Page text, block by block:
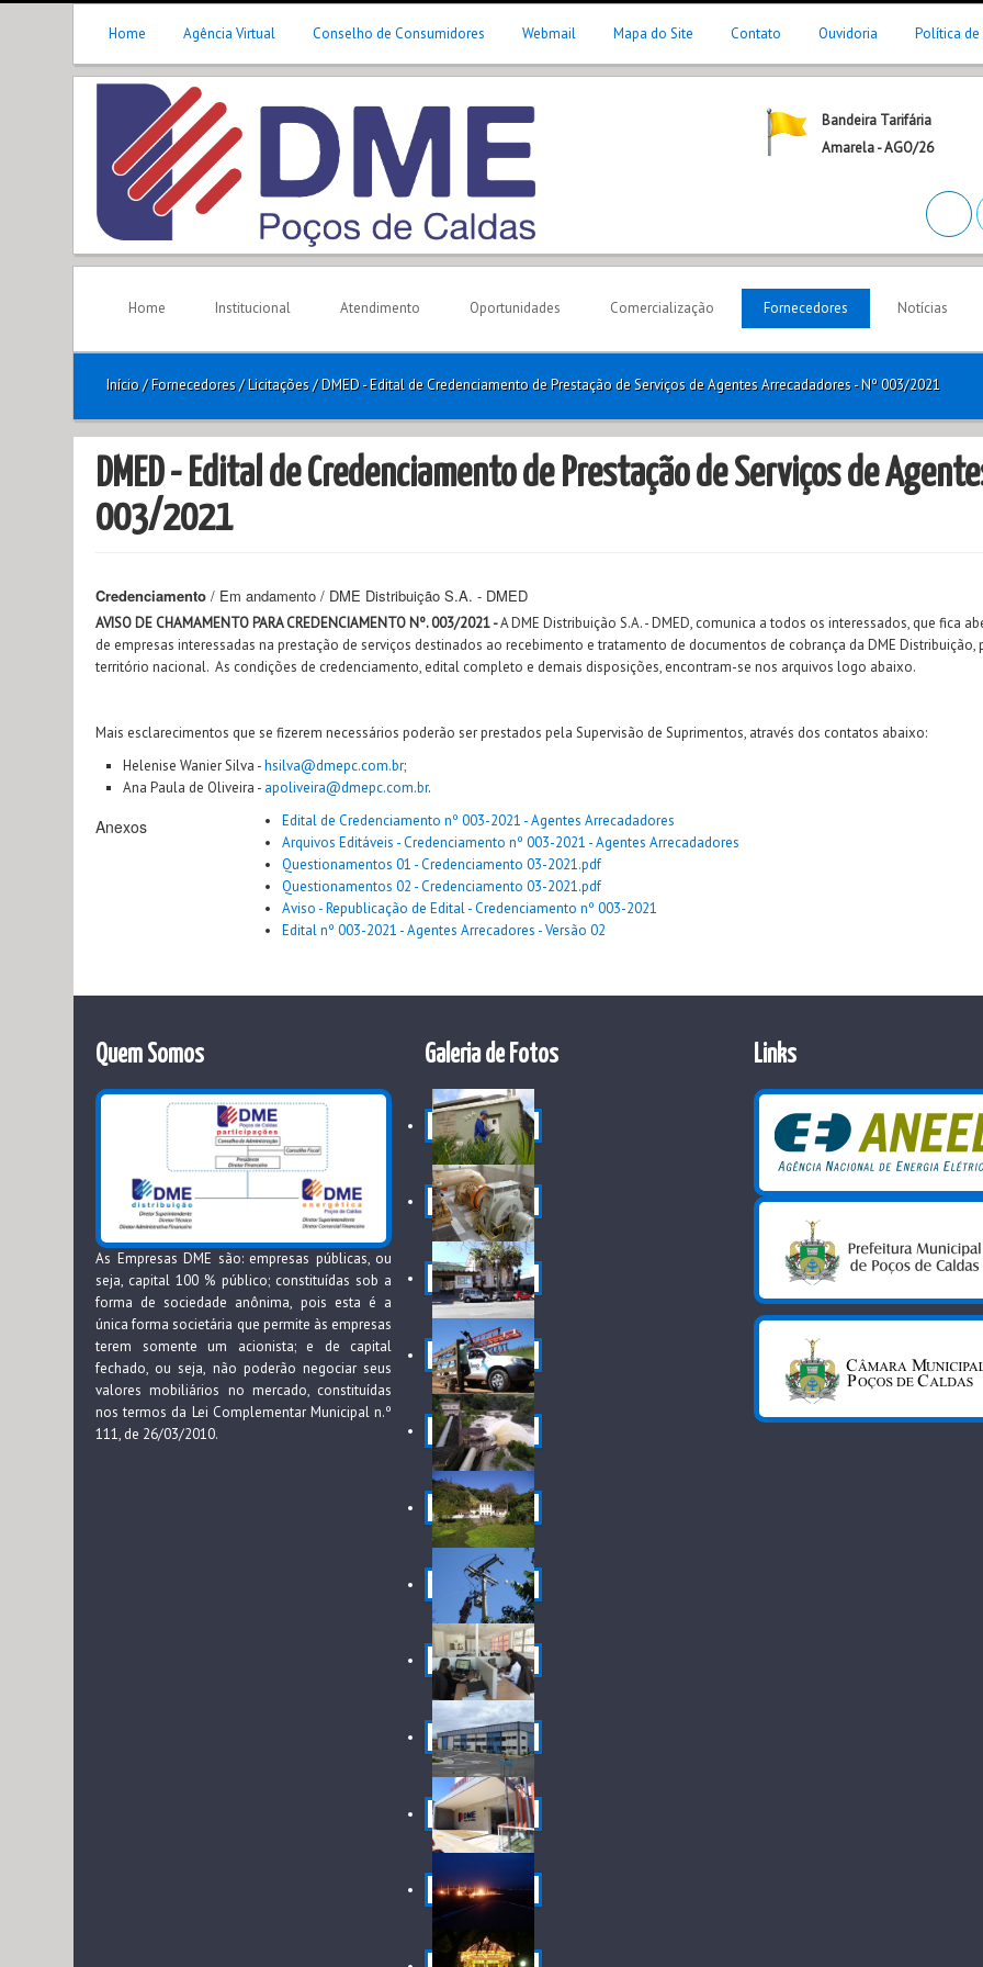
Home Agência Virtual Conselho de Consumidores Webmail Mapa do Site Contato Ouvidoria Política de
Bandeira Tarifária
Amarela - AGO/26
Home Institucional Atendimento Oportunidades Comercialização Fornecedores Notícias
Início/Fornecedores/Licitações/DMED - Edital de Credenciamento de Prestação de Serviços de Agentes Arrecadadores - Nº 003/2021
DMED - Edital de Credenciamento de Prestação de Serviços de
003/2021
Credenciamento / Em andamento / DME Distribuição S.A. - DMED
AVISO DE CHAMAMENTO PARA CREDENCIAMENTO Nº. 003/2021 -A DME Distribuição S.A. - DMED, comunica a todos os interessados, que fica
de empresas interessadas na prestação de serviços destinados ao recebimento e tratamento de documentos de cobrança da DME
território nacional. As condições de credenciamento, edital completo e demais disposições, encontram-se nos arquivos logo abaixo.
Mais esclarecimentos que se fizerem necessários poderão ser prestados pela Supervisão de Suprimentos, através dos contatos abaixo:
Helenise Wanier Silva -hsilva@dmepc.com.br;
Ana Paula de Oliveira - apoliveira@dmepc.com.br.
Anexos
Edital de Credenciamento nº 003-2021 - Agentes Arrecadadores
Arquivos Editáveis - Credenciamento nº 003-2021 - Agentes Arrecadadores
Questionamentos 01 - Credenciamento 03-2021.pdf
Questionamentos 02 - Credenciamento 03-2021.pdf
Aviso - Republicação de Edital - Credenciamento nº 003-2021
Edital nº 003-2021 - Agentes Arrecadores - Versão 02
Quem Somos
As Empresas DME são: empresas públicas, ou
seja, capital 100 % público; constituídas sob a
forma de sociedade anônima, pois esta é a
única forma societária que permite às empresas
terem somente um acionista; e de capital
fechado, ou seja, não poderão negociar seus
valores mobiliários no mercado, constituídas
nos termos da Lei Complementar Municipal n.º
111, de 26/03/2010.
Galeria de Fotos Links